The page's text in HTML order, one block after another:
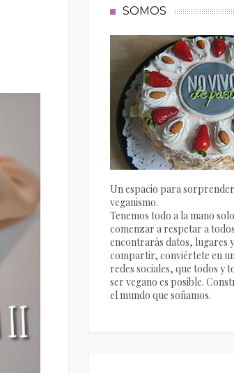
SOMOS
Un espacio para
veganismo.
Tenemos todo a la mano
comenzar a respetar a
encontrarás datos, lugares
compartir, conviértete en
redes sociales, que todos y
ser vegano es posible.
el mundo que soñamos.